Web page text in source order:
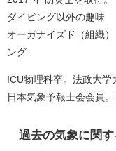
ダイビング以外の趣味
オーガナイズド（組織
ング
ICU物理科卒。法政大学
日本気象予報士会会員。
過去の気象に関